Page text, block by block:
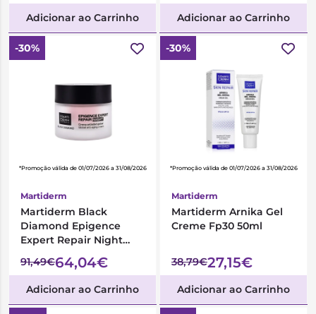
Adicionar ao Carrinho Adicionar ao Carrinho
-30%
*Promoção válida de 01/07/2026 a 31/08/2026
Martiderm
Martiderm Black
Diamond Epigence
Expert Repair Night
Creme 50ml
91,49€64,04€
Adicionar ao Carrinho
-30%
*Promoção válida de 01/07/2026 a 31/08/2026
Martiderm
Martiderm Arnika Gel
Creme Fp30 50ml
38,79€27,15€
Adicionar ao Carrinho